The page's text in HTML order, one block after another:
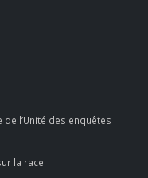
l’Unité des enquêtes
la race